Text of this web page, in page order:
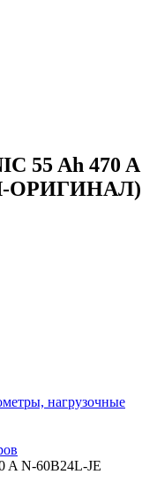
55 Ah 470 A
ОРИГИНАЛ)
нагрузочные
A N-60B24L-JE